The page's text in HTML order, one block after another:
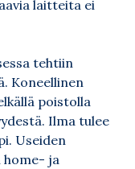
laitteita ei
tehtiin
Koneellinen
poistolla
Ilma tulee
Useiden
home- ja